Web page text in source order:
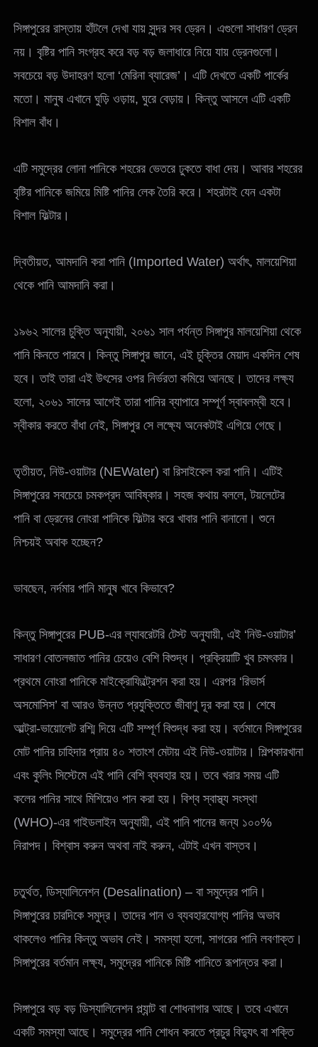
সিঙ্গাপুরের রাস্তায় হাঁটলে দেখা যায় সুন্দর সব ড্রেন। এগুলো সাধারণ ড্রেন
নয়। বৃষ্টির পানি সংগ্রহ করে বড় বড় জলাধারে নিয়ে যায় ড্রেনগুলো।
সবচেয়ে বড় উদাহরণ হলো ‘মেরিনা ব্যারেজ’। এটি দেখতে একটি পার্কের
মতো। মানুষ এখানে ঘুড়ি ওড়ায়, ঘুরে বেড়ায়। কিন্তু আসলে এটি একটি
বিশাল বাঁধ।
এটি সমুদ্রের লোনা পানিকে শহরের ভেতরে ঢুকতে বাধা দেয়। আবার শহরের
বৃষ্টির পানিকে জমিয়ে মিষ্টি পানির লেক তৈরি করে। শহরটাই যেন একটা
বিশাল ফিল্টার।
দ্বিতীয়ত, আমদানি করা পানি (Imported Water) অর্থাৎ, মালয়েশিয়া
থেকে পানি আমদানি করা।
১৯৬২ সালের চুক্তি অনুযায়ী, ২০৬১ সাল পর্যন্ত সিঙ্গাপুর মালয়েশিয়া থেকে
পানি কিনতে পারবে। কিন্তু সিঙ্গাপুর জানে, এই চুক্তির মেয়াদ একদিন শেষ
হবে। তাই তারা এই উৎসের ওপর নির্ভরতা কমিয়ে আনছে। তাদের লক্ষ্য
হলো, ২০৬১ সালের আগেই তারা পানির ব্যাপারে সম্পূর্ণ স্বাবলম্বী হবে।
স্বীকার করতে বাঁধা নেই, সিঙ্গাপুর সে লক্ষ্যে অনেকটাই এগিয়ে গেছে।
তৃতীয়ত, নিউ-ওয়াটার (NEWater) বা রিসাইকেল করা পানি। এটিই
সিঙ্গাপুরের সবচেয়ে চমকপ্রদ আবিষ্কার। সহজ কথায় বললে, টয়লেটের
পানি বা ড্রেনের নোংরা পানিকে ফিল্টার করে খাবার পানি বানানো। শুনে
নিশ্চয়ই অবাক হচ্ছেন?
ভাবছেন, নর্দমার পানি মানুষ খাবে কিভাবে?
কিন্তু সিঙ্গাপুরের PUB-এর ল্যাবরেটরি টেস্ট অনুযায়ী, এই ‘নিউ-ওয়াটার’
সাধারণ বোতলজাত পানির চেয়েও বেশি বিশুদ্ধ। প্রক্রিয়াটি খুব চমৎকার।
প্রথমে নোংরা পানিকে মাইক্রোফিল্ট্রেশন করা হয়। এরপর ‘রিভার্স
অসমোসিস’ বা আরও উন্নত প্রযুক্তিতে জীবাণু দূর করা হয়। শেষে
আল্ট্রা-ভায়োলেট রশ্মি দিয়ে এটি সম্পূর্ণ বিশুদ্ধ করা হয়। বর্তমানে সিঙ্গাপুরের
মোট পানির চাহিদার প্রায় ৪০ শতাংশ মেটায় এই নিউ-ওয়াটার। শিল্পকারখানা
এবং কুলিং সিস্টেমে এই পানি বেশি ব্যবহার হয়। তবে খরার সময় এটি
কলের পানির সাথে মিশিয়েও পান করা হয়। বিশ্ব স্বাস্থ্য সংস্থা
(WHO)-এর গাইডলাইন অনুযায়ী, এই পানি পানের জন্য ১০০%
নিরাপদ। বিশ্বাস করুন অথবা নাই করুন, এটাই এখন বাস্তব।
চতুর্থত, ডিস্যালিনেশন (Desalination) – বা সমুদ্রের পানি।
সিঙ্গাপুরের চারদিকে সমুদ্র। তাদের পান ও ব্যবহারযোগ্য পানির অভাব
থাকলেও পানির কিন্তু অভাব নেই। সমস্যা হলো, সাগরের পানি লবণাক্ত।
সিঙ্গাপুরের বর্তমান লক্ষ্য, সমুদ্রের পানিকে মিষ্টি পানিতে রূপান্তর করা।
সিঙ্গাপুরে বড় বড় ডিস্যালিনেশন প্ল্যান্ট বা শোধনাগার আছে। তবে এখানে
একটি সমস্যা আছে। সমুদ্রের পানি শোধন করতে প্রচুর বিদ্যুৎ বা শক্তি